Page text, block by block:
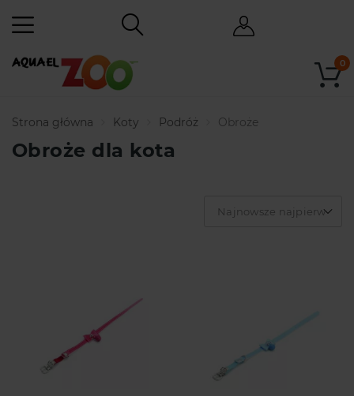
0
Strona główna Koty Podróż Obroże
Obroże dla kota
Najnowsze najpierw